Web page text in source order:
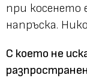
при косенето
напръска.
С което не